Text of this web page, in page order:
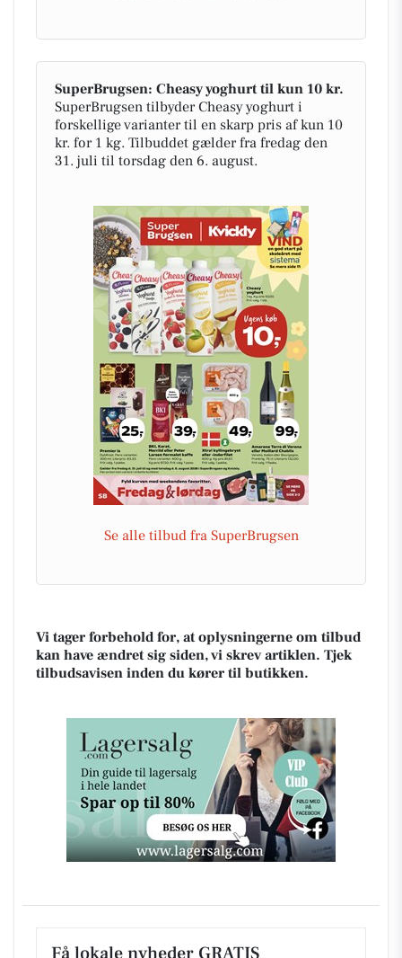
SuperBrugsen: Cheasy yoghurt til kun 10 kr.
SuperBrugsen tilbyder Cheasy yoghurt i
forskellige varianter til en skarp pris af kun 10
kr. for 1 kg. Tilbuddet gælder fra fredag den
31. juli til torsdag den 6. august.
Se alle tilbud fra SuperBrugsen
Vi tager forbehold for, at oplysningerne om tilbud
kan have ændret sig siden, vi skrev artiklen. Tjek
tilbudsavisen inden du kører til butikken.
Få lokale nyheder GRATIS